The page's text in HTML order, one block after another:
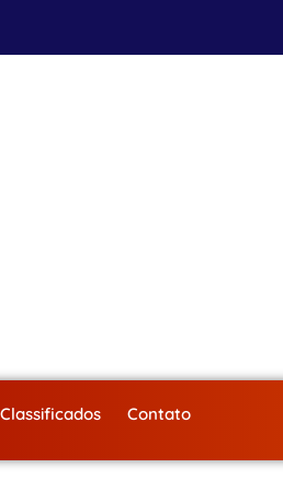
Classificados Contato